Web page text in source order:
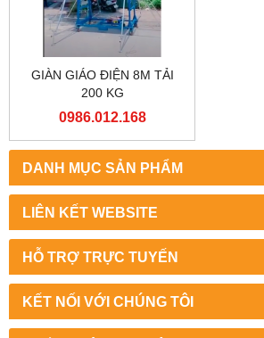
DANH MỤC SẢN PHẨM
LIÊN KẾT WEBSITE
HỖ TRỢ TRỰC TUYẾN
KẾT NỐI VỚI CHÚNG TÔI
GIÀN GIÁO ĐIỆN 8M TẢI
200 KG
0986.012.168